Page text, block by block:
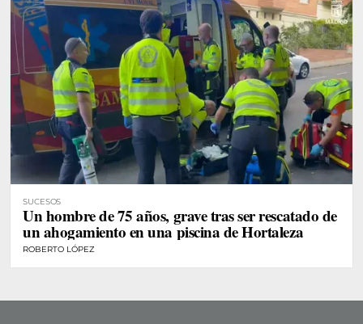
SUCESOS
Un hombre de 75 años, grave tras ser rescatado de
un ahogamiento en una piscina de Hortaleza
ROBERTO LÓPEZ